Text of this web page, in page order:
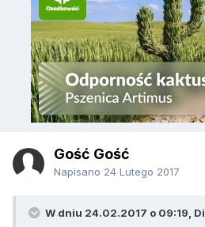
Gość Gość
Napisano 24 Lutego 2017
W dniu 24.02.2017 o 09:19,